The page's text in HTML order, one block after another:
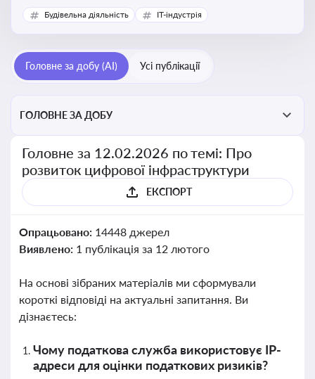
відведення земельних ділянок для розвитку цифрової
інфраструктури
Будівельна діяльність IT-індустрія
Головне за добу (AI) Усі публікації
ГОЛОВНЕ ЗА ДОБУ
Головне за 12.02.2026 по темі: Про
розвиток цифрової інфраструктури
ЕКСПОРТ
Опрацьовано: 14448 джерел
Виявлено: 1 публікація за 12 лютого
На основі зібраних матеріалів ми сформували
короткі відповіді на актуальні запитання. Ви
дізнаєтесь:
Чому податкова служба використовує IP-
адреси для оцінки податкових ризиків?